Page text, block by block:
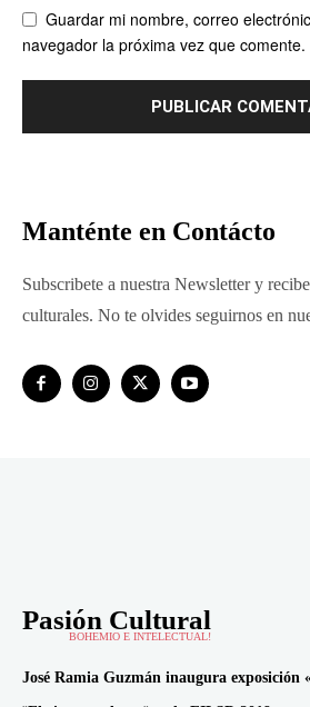
Guardar mi nombre, correo
navegador la próxima vez que comente.
Manténte en Contácto
Subscribete a nuestra Newsletter y
culturales. No te olvides seguirnos en
Pasión Cultural
BOHEMIO E INTELECTUAL!
José Ramia Guzmán inaugura exposición